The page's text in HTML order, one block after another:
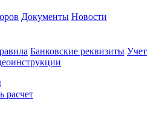
Документы Новости
Банковские реквизиты Учет
расчет